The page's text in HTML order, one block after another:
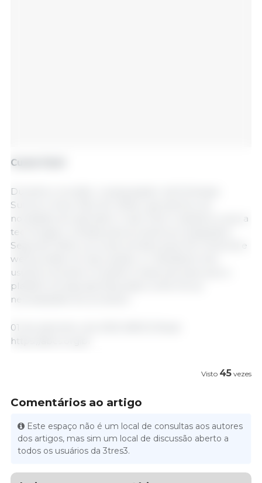
Custo Fácil
Durante a reunião, o pesquisador da Embrapa
Suínos e Aves, Marcelo Miele, apresentou as
novidades do aplicativo Custo Fácil e destacou que a
tecnologia é voltada para produtores integrados.
Segundo Miele, as novas versões para iOS, Android e
web já estão em aprovação, e o feedback dos
usuários durante os testes é essencial para que a
plataforma seja aperfeiçoada conforme as
necessidades do produtor.
01 de setembro de 2025 /ABCS/ Brasil
https://abcs.org.br
Visto 45 vezes
Comentários ao artigo
Este espaço não é um local de consultas aos autores
dos artigos, mas sim um local de discussão aberto a
todos os usuários da 3tres3.